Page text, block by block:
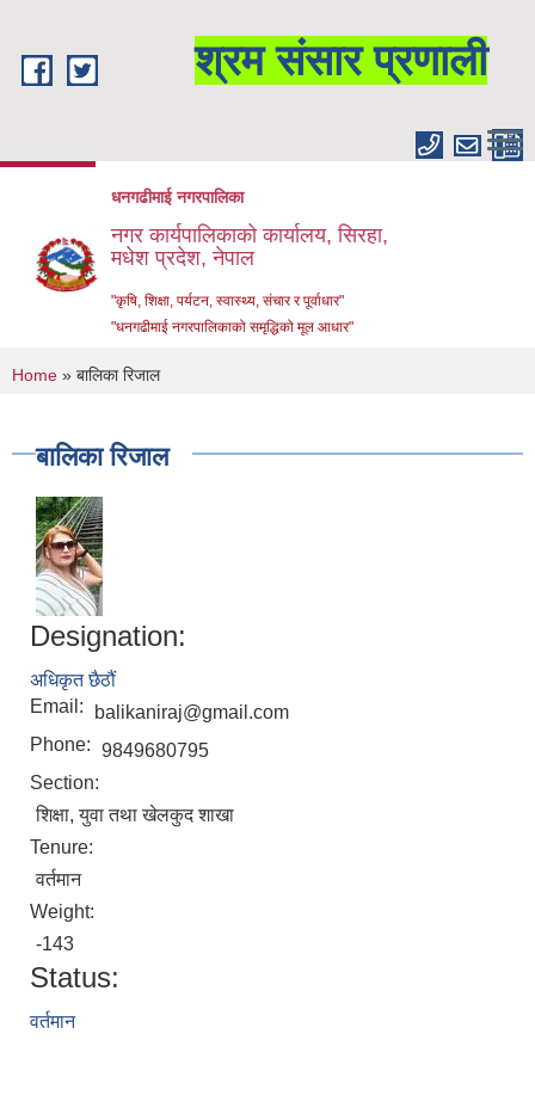
श्रम संसार प्रणाली
धनगढीमाई नगरपालिका
नगर कार्यपालिकाको कार्यालय, सिरहा,
मधेश प्रदेश, नेपाल
"कृषि, शिक्षा, पर्यटन, स्वास्थ्य, संचार र पूर्वाधार"
"धनगढीमाई नगरपालिकाको समृद्धिको मूल आधार"
You are here
Home » बालिका रिजाल
बालिका रिजाल
Designation:
अधिकृत छैठौं
Email:
balikaniraj@gmail.com
Phone: 9849680795
Section:
शिक्षा, युवा तथा खेलकुद शाखा
Tenure:
वर्तमान
Weight:
-143
Status:
वर्तमान